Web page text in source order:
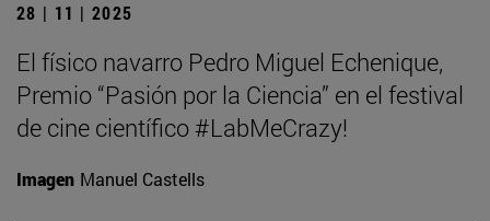
28 | 11 | 2025
El físico navarro Pedro Miguel Echenique,
Premio “Pasión por la Ciencia” en el festival
de cine científico #LabMeCrazy!
Imagen Manuel Castells